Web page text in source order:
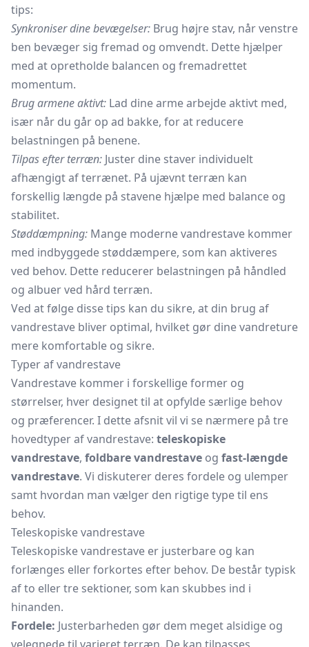
tips:
Synkroniser dine bevægelser: Brug højre stav, når venstre
ben bevæger sig fremad og omvendt. Dette hjælper
med at opretholde balancen og fremadrettet
momentum.
Brug armene aktivt: Lad dine arme arbejde aktivt med,
især når du går op ad bakke, for at reducere
belastningen på benene.
Tilpas efter terræn: Juster dine staver individuelt
afhængigt af terrænet. På ujævnt terræn kan
forskellig længde på stavene hjælpe med balance og
stabilitet.
Støddæmpning: Mange moderne vandrestave kommer
med indbyggede støddæmpere, som kan aktiveres
ved behov. Dette reducerer belastningen på håndled
og albuer ved hård terræn.
Ved at følge disse tips kan du sikre, at din brug af
vandrestave bliver optimal, hvilket gør dine vandreture
mere komfortable og sikre.
Typer af vandrestave
Vandrestave kommer i forskellige former og
størrelser, hver designet til at opfylde særlige behov
og præferencer. I dette afsnit vil vi se nærmere på tre
hovedtyper af vandrestave: teleskopiske
vandrestave, foldbare vandrestave og fast-længde
vandrestave. Vi diskuterer deres fordele og ulemper
samt hvordan man vælger den rigtige type til ens
behov.
Teleskopiske vandrestave
Teleskopiske vandrestave er justerbare og kan
forlænges eller forkortes efter behov. De består typisk
af to eller tre sektioner, som kan skubbes ind i
hinanden.
Fordele: Justerbarheden gør dem meget alsidige og